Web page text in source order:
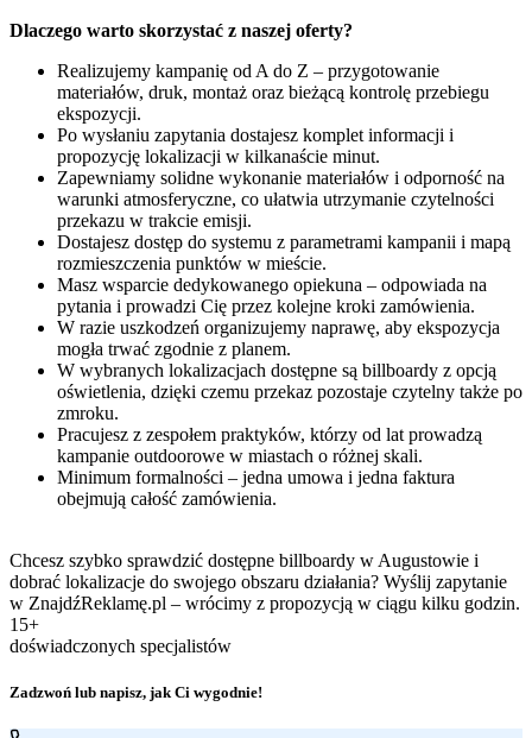
Dlaczego warto skorzystać z naszej oferty?
Realizujemy kampanię od A do Z – przygotowanie
materiałów, druk, montaż oraz bieżącą kontrolę przebiegu
ekspozycji.
Po wysłaniu zapytania dostajesz komplet informacji i
propozycję lokalizacji w kilkanaście minut.
Zapewniamy solidne wykonanie materiałów i odporność na
warunki atmosferyczne, co ułatwia utrzymanie czytelności
przekazu w trakcie emisji.
Dostajesz dostęp do systemu z parametrami kampanii i mapą
rozmieszczenia punktów w mieście.
Masz wsparcie dedykowanego opiekuna – odpowiada na
pytania i prowadzi Cię przez kolejne kroki zamówienia.
W razie uszkodzeń organizujemy naprawę, aby ekspozycja
mogła trwać zgodnie z planem.
W wybranych lokalizacjach dostępne są billboardy z opcją
oświetlenia, dzięki czemu przekaz pozostaje czytelny także po
zmroku.
Pracujesz z zespołem praktyków, którzy od lat prowadzą
kampanie outdoorowe w miastach o różnej skali.
Minimum formalności – jedna umowa i jedna faktura
obejmują całość zamówienia.
Chcesz szybko sprawdzić dostępne billboardy w Augustowie i
dobrać lokalizacje do swojego obszaru działania? Wyślij zapytanie
w ZnajdźReklamę.pl – wrócimy z propozycją w ciągu kilku godzin.
15+
doświadczonych specjalistów
Zadzwoń lub napisz, jak Ci wygodnie!